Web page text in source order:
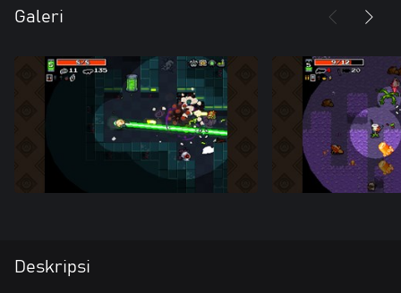
Galeri
Deskripsi